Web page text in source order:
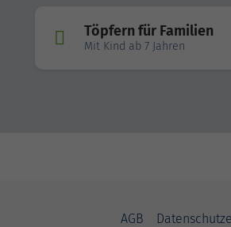
Töpfern für Familien
Mit Kind ab 7 Jahren
AGB